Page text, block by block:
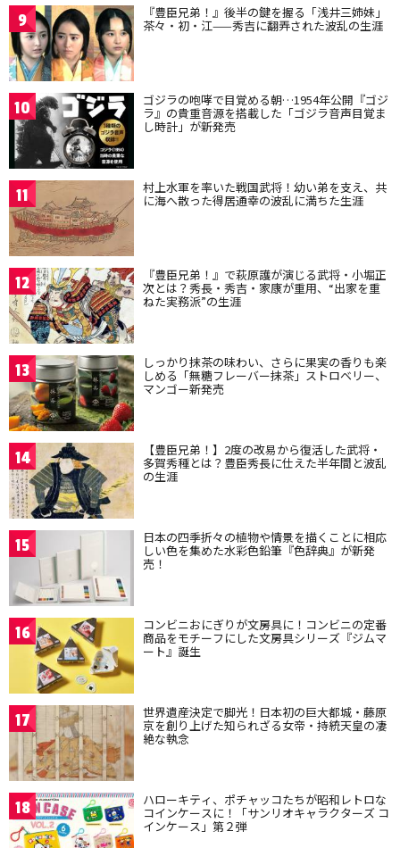
9 『豊臣兄弟！』後半の鍵を握る「浅井三姉妹」
茶々・初・江——秀吉に翻弄された波乱の生涯
10 ゴジラの咆哮で目覚める朝…1954年公開『ゴジ
ラ』の貴重音源を搭載した「ゴジラ音声目覚ま
し時計」が新発売
11 村上水軍を率いた戦国武将！幼い弟を支え、共
に海へ散った得居通幸の波乱に満ちた生涯
12 『豊臣兄弟！』で萩原護が演じる武将・小堀正
次とは？秀長・秀吉・家康が重用、“出家を重
ねた実務派”の生涯
13 しっかり抹茶の味わい、さらに果実の香りも楽
しめる「無糖フレーバー抹茶」ストロベリー、
マンゴー新発売
14 【豊臣兄弟！】2度の改易から復活した武将・
多賀秀種とは？豊臣秀長に仕えた半年間と波乱
の生涯
15 日本の四季折々の植物や情景を描くことに相応
しい色を集めた水彩色鉛筆『色辞典』が新発
売！
16 コンビニおにぎりが文房具に！コンビニの定番
商品をモチーフにした文房具シリーズ『ジムマ
ート』誕生
17 世界遺産決定で脚光！日本初の巨大都城・藤原
京を創り上げた知られざる女帝・持統天皇の凄
絶な執念
18 ハローキティ、ポチャッコたちが昭和レトロな
コインケースに！「サンリオキャラクターズ コ
インケース」第２弾